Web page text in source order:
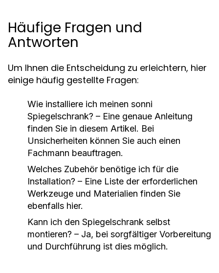
Häufige Fragen und
Antworten
Um Ihnen die Entscheidung zu erleichtern, hier
einige häufig gestellte Fragen:
Wie installiere ich meinen sonni
Spiegelschrank? – Eine genaue Anleitung
finden Sie in diesem Artikel. Bei
Unsicherheiten können Sie auch einen
Fachmann beauftragen.
Welches Zubehör benötige ich für die
Installation? – Eine Liste der erforderlichen
Werkzeuge und Materialien finden Sie
ebenfalls hier.
Kann ich den Spiegelschrank selbst
montieren? – Ja, bei sorgfältiger Vorbereitung
und Durchführung ist dies möglich.